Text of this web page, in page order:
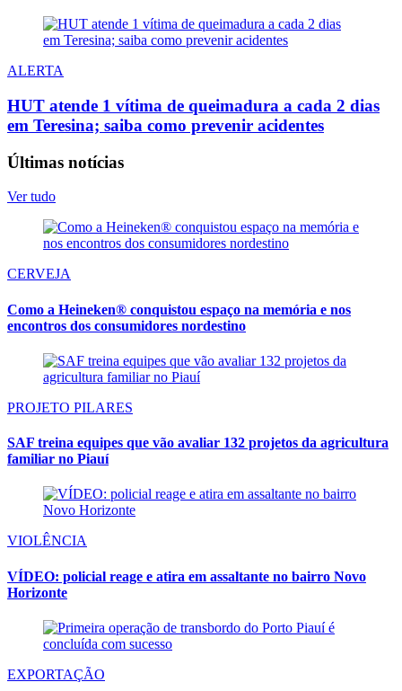
ALERTA
HUT atende 1 vítima de queimadura a cada 2 dias
em Teresina; saiba como prevenir acidentes
Últimas notícias
Ver tudo
CERVEJA
Como a Heineken® conquistou espaço na memória e nos
encontros dos consumidores nordestino
PROJETO PILARES
SAF treina equipes que vão avaliar 132 projetos da agricultura
familiar no Piauí
VIOLÊNCIA
VÍDEO: policial reage e atira em assaltante no bairro Novo
Horizonte
EXPORTAÇÃO